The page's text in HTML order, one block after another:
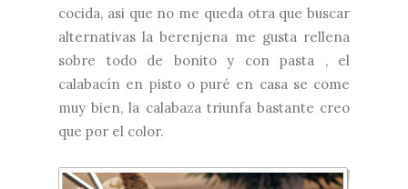
cocida, asi que no me queda otra que buscar
alternativas la berenjena me gusta rellena
sobre todo de bonito y con pasta , el
calabacín en pisto o puré en casa se come
muy bien, la calabaza triunfa bastante creo
que por el color.